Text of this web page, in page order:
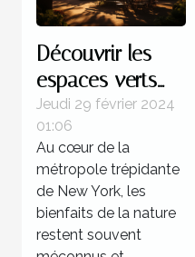
Découvrir les
espaces verts
cachés de New
York pour une
meilleure santé
urbaine
Jeudi 29 février 2024
01:06
Au cœur de la
métropole trépidante
de New York, les
bienfaits de la nature
restent souvent